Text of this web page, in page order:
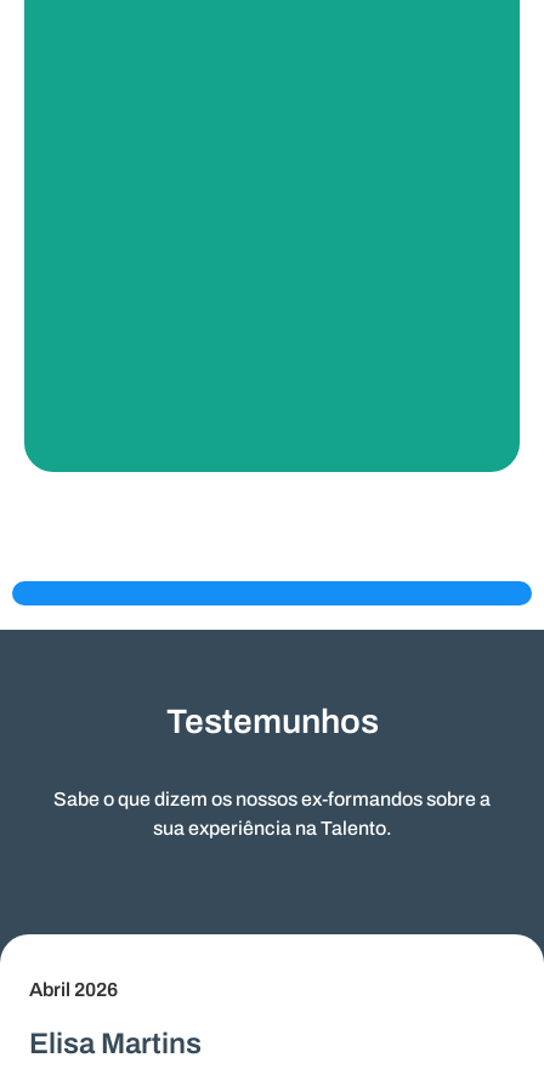
Testemunhos​
Sabe o que dizem os nossos ex-formandos sobre a
sua experiência na Talento.
Abril 2026
Elisa Martins